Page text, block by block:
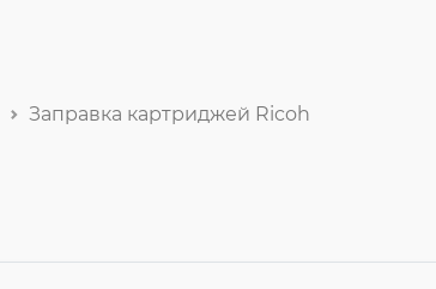
Заправка картриджей Ricoh